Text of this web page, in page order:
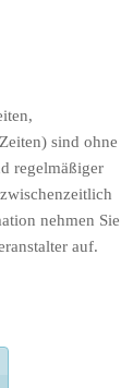
sind ohne
regelmäßiger
nehmen Sie
auf.